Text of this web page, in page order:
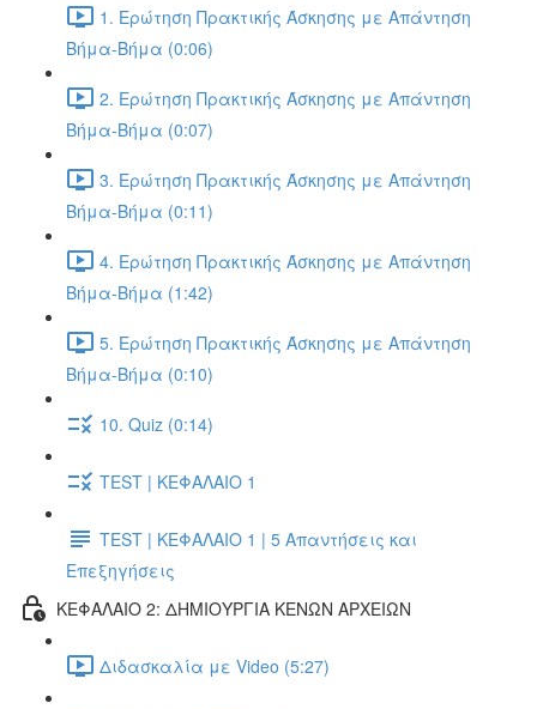
1. Ερώτηση Πρακτικής Άσκησης με Απάντηση
Βήμα-Βήμα (0:06)
2. Ερώτηση Πρακτικής Άσκησης με Απάντηση
Βήμα-Βήμα (0:07)
3. Ερώτηση Πρακτικής Άσκησης με Απάντηση
Βήμα-Βήμα (0:11)
4. Ερώτηση Πρακτικής Άσκησης με Απάντηση
Βήμα-Βήμα (1:42)
5. Ερώτηση Πρακτικής Άσκησης με Απάντηση
Βήμα-Βήμα (0:10)
10. Quiz (0:14)
TEST | ΚΕΦΑΛΑΙΟ 1
TEST | ΚΕΦΑΛΑΙΟ 1 | 5 Απαντήσεις και
Επεξηγήσεις
ΚΕΦΑΛΑΙΟ 2: ΔΗΜΙΟΥΡΓΙΑ ΚΕΝΩΝ ΑΡΧΕΙΩΝ
Διδασκαλία με Video (5:27)